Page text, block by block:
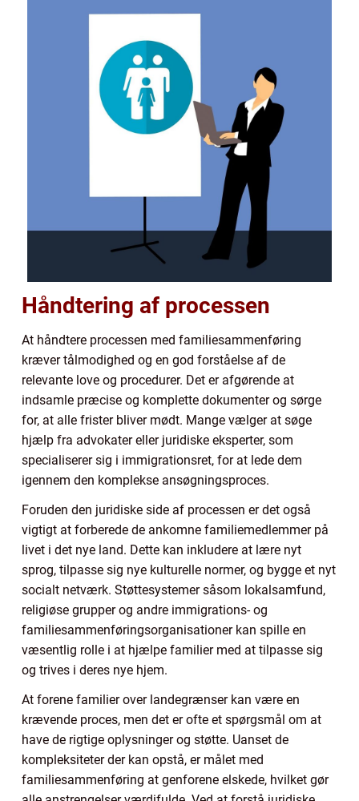
Håndtering af processen
At håndtere processen med familiesammenføring
kræver tålmodighed og en god forståelse af de
relevante love og procedurer. Det er afgørende at
indsamle præcise og komplette dokumenter og sørge
for, at alle frister bliver mødt. Mange vælger at søge
hjælp fra advokater eller juridiske eksperter, som
specialiserer sig i immigrationsret, for at lede dem
igennem den komplekse ansøgningsproces.
Foruden den juridiske side af processen er det også
vigtigt at forberede de ankomne familiemedlemmer på
livet i det nye land. Dette kan inkludere at lære nyt
sprog, tilpasse sig nye kulturelle normer, og bygge et nyt
socialt netværk. Støttesystemer såsom lokalsamfund,
religiøse grupper og andre immigrations- og
familiesammenføringsorganisationer kan spille en
væsentlig rolle i at hjælpe familier med at tilpasse sig
og trives i deres nye hjem.
At forene familier over landegrænser kan være en
krævende proces, men det er ofte et spørgsmål om at
have de rigtige oplysninger og støtte. Uanset de
kompleksiteter der kan opstå, er målet med
familiesammenføring at genforene elskede, hvilket gør